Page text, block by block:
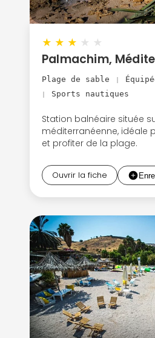
★ ★ ★ ★ ★
Palmachim,
Plage de sable
Sports nautiques
Station balnéaire située
méditerranéenne, idéale
et profiter de la plage.
Ouvrir la fiche